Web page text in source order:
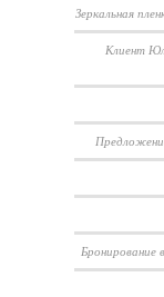
Зеркальная
Клиент
Бронирование